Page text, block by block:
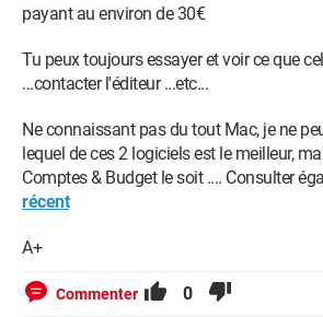
payant au environ de 30€
Tu peux toujours essayer et voir ce que
...contacter l'éditeur ...etc...
Ne connaissant pas du tout Mac, je ne
lequel de ces 2 logiciels est le meilleur,
Comptes & Budget le soit .... Consulter
récent
A+
Commenter 0